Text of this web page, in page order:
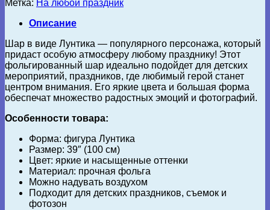
Метка: На любой праздник
Описание
Шар в виде Лунтика — популярного персонажа, который
придаст особую атмосферу любому празднику! Этот
фольгированный шар идеально подойдет для детских
мероприятий, праздников, где любимый герой станет
центром внимания. Его яркие цвета и большая форма
обеспечат множество радостных эмоций и фотографий.
Особенности товара:
Форма: фигура Лунтика
Размер: 39″ (100 см)
Цвет: яркие и насыщенные оттенки
Материал: прочная фольга
Можно надувать воздухом
Подходит для детских праздников, съемок и
фотозон